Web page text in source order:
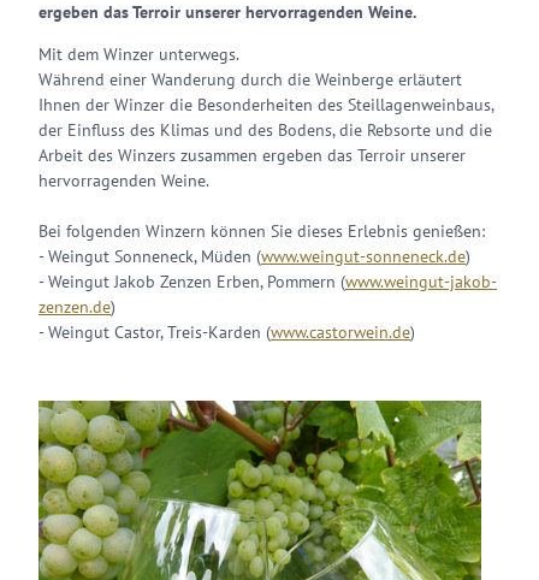
ergeben das Terroir unserer hervorragenden Weine.
Mit dem Winzer unterwegs.
Während einer Wanderung durch die Weinberge erläutert
Ihnen der Winzer die Besonderheiten des Steillagenweinbaus,
der Einfluss des Klimas und des Bodens, die Rebsorte und die
Arbeit des Winzers zusammen ergeben das Terroir unserer
hervorragenden Weine.
Bei folgenden Winzern können Sie dieses Erlebnis genießen:
- Weingut Sonneneck, Müden (www.weingut-sonneneck.de)
- Weingut Jakob Zenzen Erben, Pommern (www.weingut-jakob-
zenzen.de)
- Weingut Castor, Treis-Karden (www.castorwein.de)